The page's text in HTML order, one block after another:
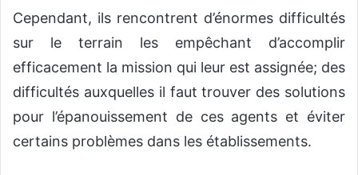
Cependant, ils rencontrent d’énormes difficultés
sur le terrain les empêchant d’accomplir
efficacement la mission qui leur est assignée; des
difficultés auxquelles il faut trouver des solutions
pour l’épanouissement de ces agents et éviter
certains problèmes dans les établissements.